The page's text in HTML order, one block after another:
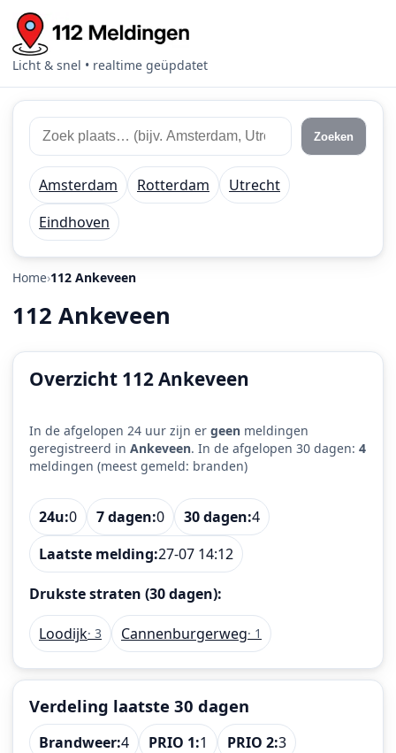
Licht & snel • realtime geüpdatet
Zoek
112
meldingen
Zoek
plaats
of
regio
Zoeken
Amsterdam Rotterdam
Utrecht
Eindhoven
Home 112 Ankeveen
112 Ankeveen
Overzicht 112 Ankeveen
In de afgelopen 24 uur zijn er geen meldingen
geregistreerd in Ankeveen. In de afgelopen 30 dagen: 4
meldingen (meest gemeld: branden)
24u:0 7 dagen:0 30 dagen:4
Laatste melding:27-07 14:12
Drukste straten (30 dagen):
Loodijk· 3 Cannenburgerweg· 1
Verdeling laatste 30 dagen
Brandweer:4 PRIO 1:1 PRIO 2:3